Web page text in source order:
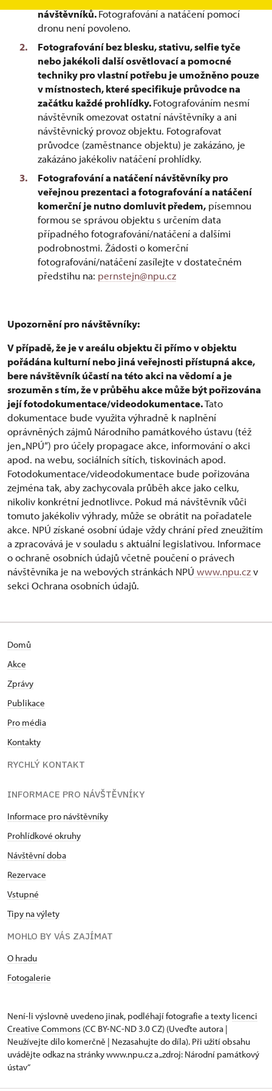
návštěvníků.Fotografování a natáčení pomocí
dronu není povoleno.
Fotografování bez blesku, stativu, selfie tyče
nebo jakékoli další osvětlovací a pomocné
techniky pro vlastní potřebu je umožněno pouze
v místnostech, které specifikuje průvodce na
začátku každé prohlídky.Fotografováním nesmí
návštěvník omezovat ostatní návštěvníky a ani
návštěvnický provoz objektu. Fotografovat
průvodce (zaměstnance objektu) je zakázáno, je
zakázáno jakékoliv natáčení prohlídky.
Fotografování a natáčení návštěvníky pro
veřejnou prezentaci a fotografování a natáčení
komerční je nutno domluvit předem, písemnou
formou se správou objektu s určením data
případného fotografování/natáčení a dalšími
podrobnostmi. Žádosti o komerční
fotografování/natáčení zasílejte v dostatečném
předstihu na: pernstejn@npu.cz
Upozornění pro návštěvníky:
V případě, že je v areálu objektu či přímo v objektu
pořádána kulturní nebo jiná veřejnosti přístupná akce,
bere návštěvník účastí na této akci na vědomí a je
srozuměn s tím, že v průběhu akce může být pořizována
její fotodokumentace/videodokumentace.Tato
dokumentace bude využita výhradně k naplnění
oprávněných zájmů Národního památkového ústavu (též
jen „NPÚ“) pro účely propagace akce, informování o akci
apod. na webu, sociálních sítích, tiskovinách apod.
Fotodokumentace/videodokumentace bude pořizována
zejména tak, aby zachycovala průběh akce jako celku,
nikoliv konkrétní jednotlivce. Pokud má návštěvník vůči
tomuto jakékoliv výhrady, může se obrátit na pořadatele
akce. NPÚ získané osobní údaje vždy chrání před zneužitím
a zpracovává je v souladu s aktuální legislativou. Informace
o ochraně osobních údajů včetně poučení o právech
návštěvníka je na webových stránkách NPÚ www.npu.czv
sekci Ochrana osobních údajů.
Domů
Akce
Zprávy
Publikace
Pro média
Kontakty
RYCHLÝ KONTAKT
INFORMACE PRO NÁVŠTĚVNÍKY
Informace pro návštěvníky
Prohlídkové okruhy
Návštěvní doba
Rezervace
Vstupné
Tipy na výlety
MOHLO BY VÁS ZAJÍMAT
O hradu
Fotogalerie
Není-li výslovně uvedeno jinak, podléhají fotografie a texty licenci
Creative Commons (CC BY-NC-ND 3.0 CZ) (Uveďte autora |
Neužívejte dílo komerčně | Nezasahujte do díla). Při užití obsahu
uvádějte odkaz na stránky www.npu.cz a „zdroj: Národní památkový
ústav“